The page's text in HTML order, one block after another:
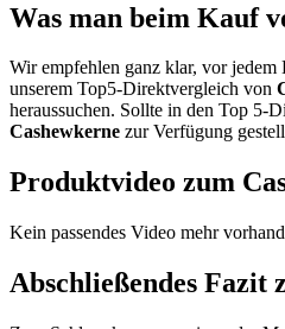
Was man beim Kauf
Wir empfehlen ganz klar, vor jedem
unserem Top5-Direktvergleich von
heraussuchen. Sollte in den Top 5-
Cashewkerne zur Verfügung
Produktvideo zum
Kein passendes Video mehr
Abschließendes Fazit